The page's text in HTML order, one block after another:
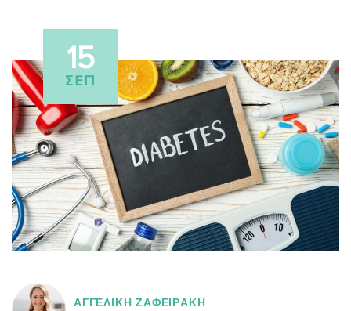
ΑΓΓΕΛΙΚH ΖΑΦΕΙΡAΚΗ
15
ΣΕΠ